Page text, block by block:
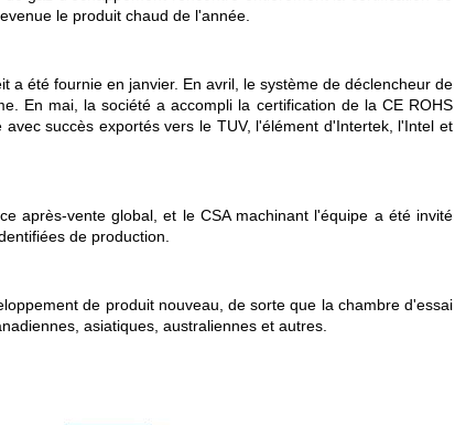
le produit chaud de l'année.
a été fournie en janvier. En avril, le système de déclencheur de
En mai, la société a accompli la certification de la CE ROHS
succès exportés vers le TUV, l'élément d'Intertek, l'Intel et
après-vente global, et le CSA machinant l'équipe a été invité
de production.
de produit nouveau, de sorte que la chambre d'essai
asiatiques, australiennes et autres.